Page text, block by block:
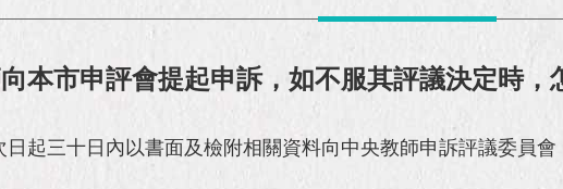
向本市申評會提起申訴，如不服其評議決定時，
起三十日內以書面及檢附相關資料向中央教師申訴評議委員會